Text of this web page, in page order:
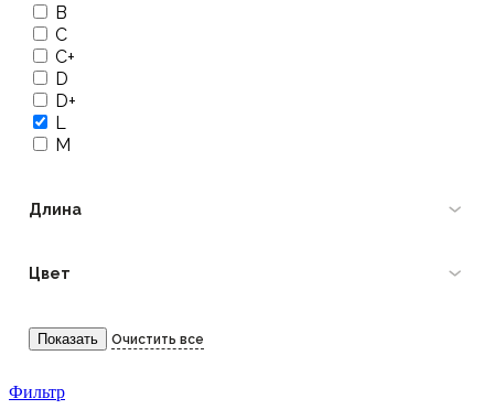
B
C
C+
D
D+
L
M
Длина
Цвет
Фильтр